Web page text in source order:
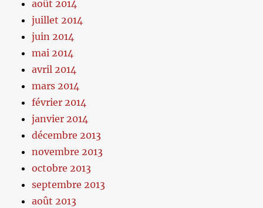
août 2014
juillet 2014
juin 2014
mai 2014
avril 2014
mars 2014
février 2014
janvier 2014
décembre 2013
novembre 2013
octobre 2013
septembre 2013
août 2013